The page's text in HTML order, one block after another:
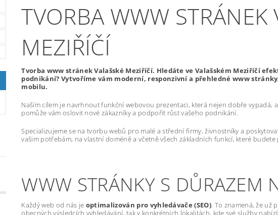
TVORBA WWW STRÁNEK
MEZIŘÍČÍ
Tvorba www stránek Valašské Meziříčí. Hledáte ve Valašském Meziříčí
podnikání? Vytvoříme vám moderní, responzivní a přehledné www
mobilu.
Naším cílem je navrhnout funkční webovou prezentaci, která nejen dobře vypadá,
pomůže vám oslovit nové zákazníky a podpořit růst vašeho podnikání.
Specializujeme se na tvorbu webů pro malé a střední firmy, živnostníky a
vašim potřebám, na vlastní doméně a včetně všech základních funkcí, které
WWW STRÁNKY S DŮRAZEM
Každý web od nás je optimalizován pro vyhledávače (SEO). To znamená, že už
obecných výsledcích vyhledávání, tak v konkrétních lokalitách, kde své služby